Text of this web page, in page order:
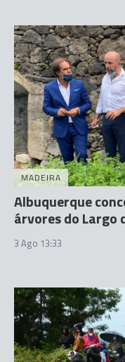
MADEIRA
Albuquerque
árvores do Largo
3 Ago 13:33